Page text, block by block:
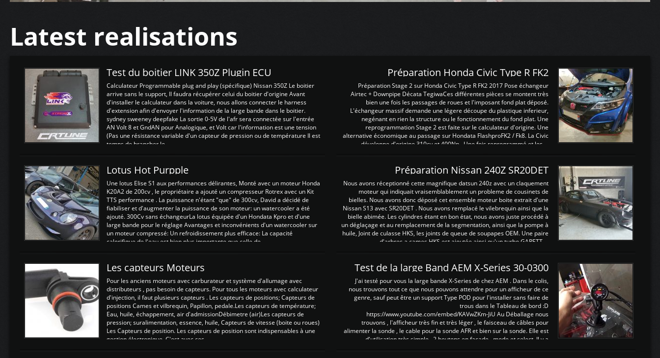
Latest realisations
Test du boitier LINK 350Z Plugin ECU
Calculateur Programmable plug and play (spécifique) Nissan 350Z Le boitier
arrive sans le support, Il faudra récupérer celui du boitier d'origine Avant
d'installer le calculateur dans la voiture, nous allons connecter le harness
d'extension afin d'envoyer l'information de la large bande dans le boitier.
sydney sweeney deepfake La sortie 0-5V de l'afr sera connectée sur l'entrée
AN Volt 8 et GndAN pour Analogique, et Volt car l'information est une tension
(Pas une résistance variable d'un capteur de pression ou de température Il est
temps de brancher le ...
Préparation Honda Civic Type R FK2
Préparation Stage 2 sur Honda Civic Type R FK2 2017 Pose échangeur
Airtec + Downpipe Décata TegiwaCes différentes pièces se montent très
bien une fois les passages de roues et l'imposant fond plat déposé.
L'échangeur massif demande une légere découpe du plastique inferieur,
negénant en rien la structure ou le fonctionnement du fond plat. Une
reprogrammation Stage 2 est faite sur le calculateur d'origine. Une
alternative économique au passage sur Hondata FlashproFK2 / Fk8. La Civic
développe d'origine 310cv et 400Nn , Une fois reprogrammé et les ...
Lotus Hot Purpple
Une lotus Elise S1 aux performances délirantes, Monté avec un moteur Honda
K20A2 de 200cv , le propriétaire a ajouté un compresseur Rotrex avec un Kit
TTS performance . La puissance n'étant "que" de 300cv, David a décidé de
fiabiliser et d'augmenter la puissance de son moteur: un watercooler a été
ajouté. 300Cv sans échangeurLa lotus équipée d'un Hondata Kpro et d'une
large bande pour le réglage Avantages et inconvénients d'un watercooler sur
un moteur compressé: Un refroidissement plus efficace: La capacité
calorifique de l'eau est bien plus importante que celle de ...
Préparation Nissan 240Z SR20DET
Nous avons réceptionné cette magnifique datsun 240z avec un claquement
moteur qui indiquait vraisemblablement un probleme de cousinets de
bielles. Nous avons donc déposé cet ensemble moteur boite extrait d'une
Nissan S13 avec SR20DET . Nous avons remplacé le vilebrequin ainsi que la
bielle abimée. Les cylindres étant en bon état, nous avons juste procédé à
un déglaçage et au remplacement de la segmentation, ainsi que la pompe à
huile, Joint de culasse HKS, les joints de queue de soupapes OEM. Une paire
d'arbres a cames HKS est ajoutée ainsi qu'un turbo GARETT ...
Les capteurs Moteurs
Pour les anciens moteurs avec carburateur et système d'allumage avec
distributeurs , pas besoin de capteurs. Pour tous les moteurs avec calculateur
d'injection, il faut plusieurs capteurs . Les capteurs de positions; Capteurs de
positions Cames et vilbrequin, Papillon, pedale.Les capteurs de température;
Eau, huile, échappement, air d'admissionDébimetre (air)Les capteurs de
pression; suralimentation, essence, huile, Capteurs de vitesse (boite ou roues)
Les Capteurs de position. Les capteurs de position sont indispensables à une
gestion électronique. C'est avec ces ...
Test de la large Band AEM X-Series 30-0300
J'ai testé pour vous la large bande X-Series de chez AEM . Dans le colis,
nous trouvons tout ce que nous pouvons attendre pour un afficheur de ce
genre, sauf peut être un support Type POD pour l'installer sans faire de
trous dans le Tableau de bord :D
https://www.youtube.com/embed/KAVwZKm-JiU Au Déballage nous
trouvons , l'afficheur très fin et très léger , le faisceau de câbles pour
alimenter la sonde , le cable pour la sonde AFR et bien sur la sonde. Elle est
d'utilisation très simple , 2 boutons en façade , mode et select. Il y a